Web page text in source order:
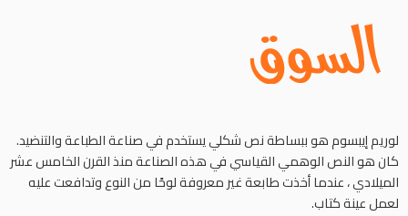
لوريم إيبسوم هو ببساطة نص شكلي يستخدم في صناعة الطباعة والتنضيد.
كان هو النص الوهمي القياسي في هذه الصناعة منذ القرن الخامس عشر
الميلادي ، عندما أخذت طابعة غير معروفة لوحًا من النوع وتدافعت عليه
لعمل عينة كتاب.